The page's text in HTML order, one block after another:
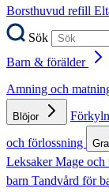
Borsthuvud refill
Sök
Barn & förälder
Amning och
Blöjor
och förlossning
LeksakerMage och
barn Tandvård för